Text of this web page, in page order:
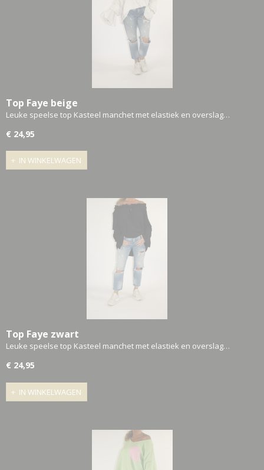
Top Faye beige
Leuke speelse top Kasteel manchet met elastiek en overslag…
€ 24,95
IN WINKELWAGEN
Top Faye zwart
Leuke speelse top Kasteel manchet met elastiek en overslag…
€ 24,95
IN WINKELWAGEN